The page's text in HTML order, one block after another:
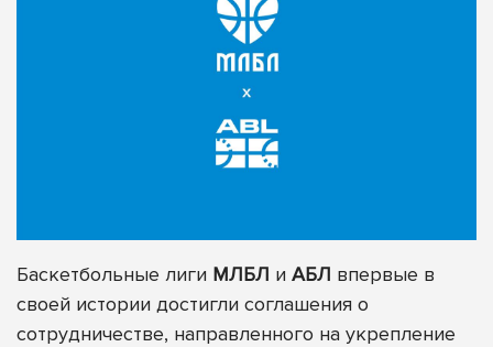
Баскетбольные лиги МЛБЛ и АБЛ впервые в
своей истории достигли соглашения о
сотрудничестве, направленного на укрепление